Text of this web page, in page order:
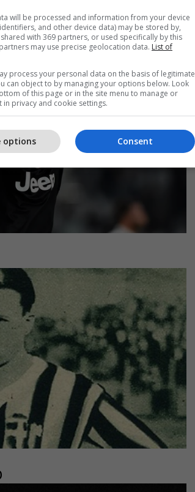
will be processed and information from your device
and other device data) may be stored by,
with 369 partners, or used specifically by this
may use precise geolocation data. List of
process your personal data on the basis of legitimate
can object to by managing your options below. Look
of this page or in the site menu to manage or
in privacy and cookie settings.
Consent
options